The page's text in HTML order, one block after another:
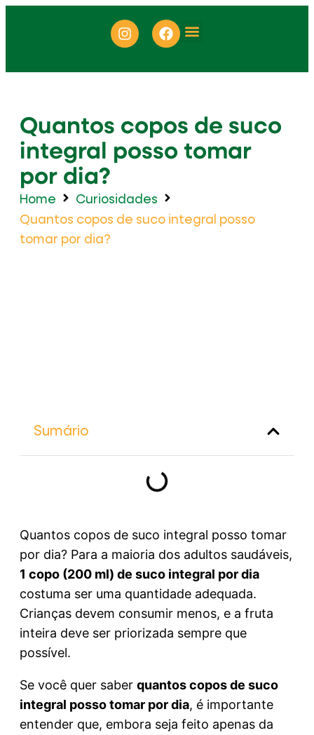
Quantos copos de suco
integral posso tomar
por dia?
Home
Curiosidades
Quantos copos de suco integral posso
tomar por dia?
Sumário
Quantos copos de suco integral posso tomar
por dia? Para a maioria dos adultos saudáveis,
1 copo (200 ml) de suco integral por dia
costuma ser uma quantidade adequada.
Crianças devem consumir menos, e a fruta
inteira deve ser priorizada sempre que
possível.
Se você quer saber quantos copos de suco
integral posso tomar por dia, é importante
entender que, embora seja feito apenas da